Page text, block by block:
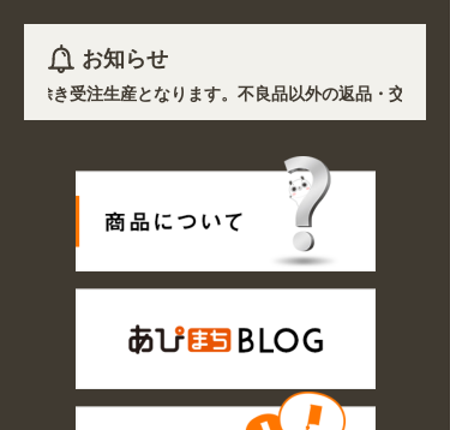
お知らせ
除き受注生産となります。不良品以外の返品・交換は